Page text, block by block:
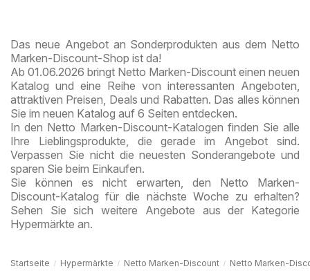
Das neue Angebot an Sonderprodukten aus dem Netto
Marken-Discount-Shop ist da!
Ab 01.06.2026 bringt Netto Marken-Discount einen neuen
Katalog und eine Reihe von interessanten Angeboten,
attraktiven Preisen, Deals und Rabatten. Das alles können
Sie im neuen Katalog auf 6 Seiten entdecken.
In den Netto Marken-Discount-Katalogen finden Sie alle
Ihre Lieblingsprodukte, die gerade im Angebot sind.
Verpassen Sie nicht die neuesten Sonderangebote und
sparen Sie beim Einkaufen.
Sie können es nicht erwarten, den Netto Marken-
Discount-Katalog für die nächste Woche zu erhalten?
Sehen Sie sich weitere Angebote aus der Kategorie
Hypermärkte an.
Startseite Hypermärkte Netto Marken-Discount Netto Marken-